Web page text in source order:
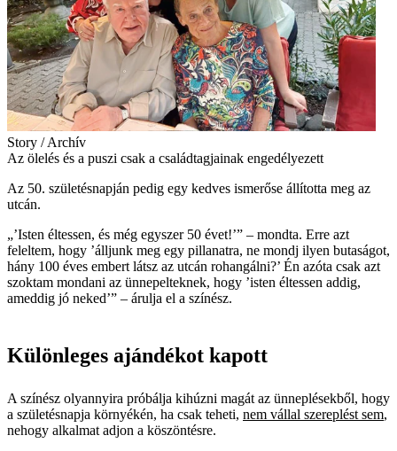
Story / Archív
Az ölelés és a puszi csak a családtagjainak engedélyezett
Az 50. születésnapján pedig egy kedves ismerőse állította meg az
utcán.
„’Isten éltessen, és még egyszer 50 évet!’” – mondta. Erre azt
feleltem, hogy ’álljunk meg egy pillanatra, ne mondj ilyen butaságot,
hány 100 éves embert látsz az utcán rohangálni?’ Én azóta csak azt
szoktam mondani az ünnepelteknek, hogy ’isten éltessen addig,
ameddig jó neked’” – árulja el a színész.
Különleges ajándékot kapott
A színész olyannyira próbálja kihúzni magát az ünneplésekből, hogy
a születésnapja környékén, ha csak teheti, nem vállal szereplést sem,
nehogy alkalmat adjon a köszöntésre.